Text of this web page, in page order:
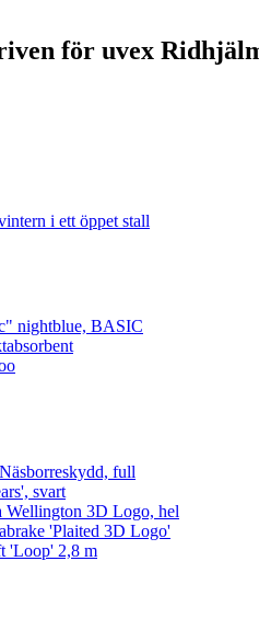
för uvex
i ett öppet stall
nightblue, BASIC
full
svart
Wellington 3D Logo, hel
'Plaited 3D Logo'
'Loop' 2,8 m